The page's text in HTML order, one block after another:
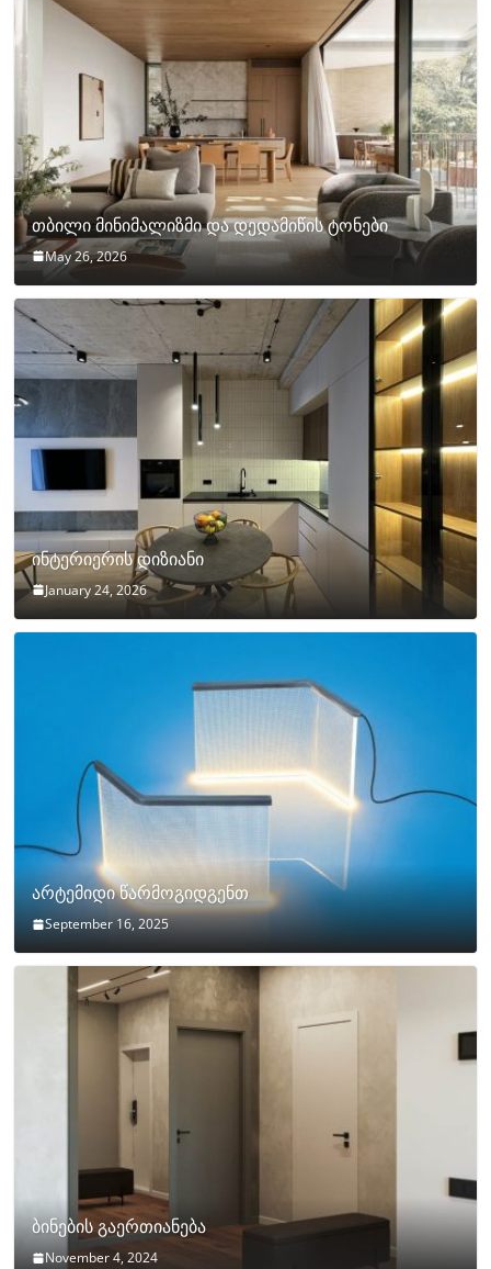
თბილი მინიმალიზმი და დედამიწის ტონები
May 26, 2026
ინტერიერის დიზიანი
January 24, 2026
არტემიდი წარმოგიდგენთ
September 16, 2025
ბინების გაერთიანება
November 4, 2024